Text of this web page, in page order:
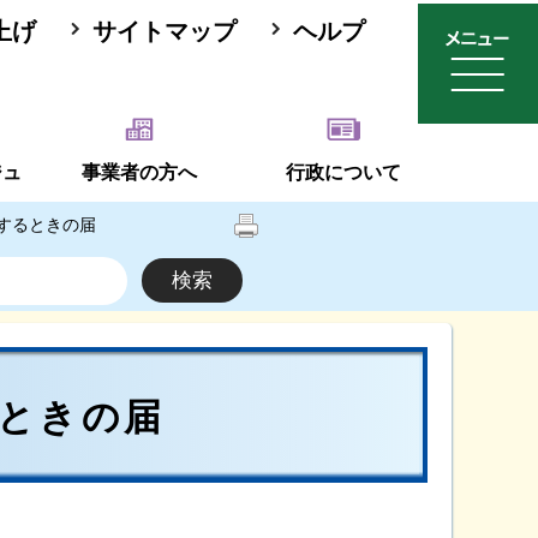
げ サイトマップ ヘルプ
事業者の方へ 行政について
るときの届
きの届